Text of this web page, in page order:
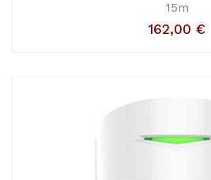
15m
162,00 €